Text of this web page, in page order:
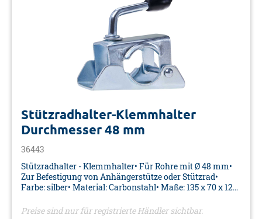
Stützradhalter-Klemmhalter
Durchmesser 48 mm
36443
Stützradhalter - Klemmhalter• Für Rohre mit Ø 48 mm•
Zur Befestigung von Anhängerstütze oder Stützrad•
Farbe: silber• Material: Carbonstahl• Maße: 135 x 70 x 120
Bügel Art.-Nr. 36446
Preise sind nur für registrierte Händler sichtbar.